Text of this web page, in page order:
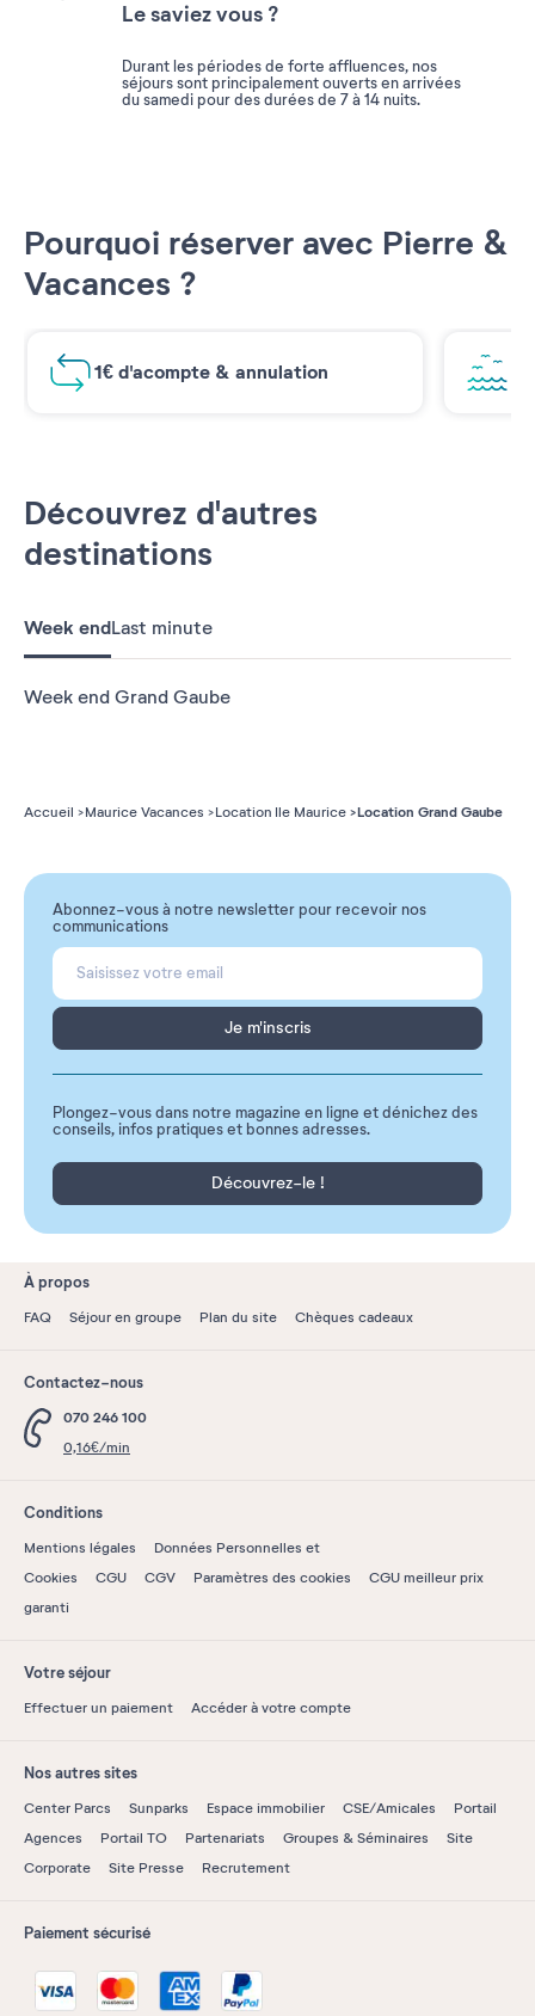
Le saviez vous ?
Durant les périodes de forte affluences, nos
séjours sont principalement ouverts en arrivées
du samedi pour des durées de 7 à 14 nuits.
Pourquoi réserver avec Pierre &
Vacances ?
1€ d'acompte & annulation
Découvrez d'autres
destinations
Week endLast minute
Week end Grand Gaube
Accueil Maurice Vacances Location Ile Maurice Location Grand Gaube
Abonnez-vous à notre newsletter pour recevoir nos
communications
Je m'inscris
Plongez-vous dans notre magazine en ligne et dénichez des
conseils, infos pratiques et bonnes adresses.
Découvrez-le !
À propos
FAQ Séjour en groupe Plan du site Chèques cadeaux
Contactez-nous
070 246 100
0,16€/min
Conditions
Mentions légales
Données Personnelles et
Cookies
CGU CGV Paramètres des cookies
CGU meilleur prix
garanti
Votre séjour
Effectuer un paiement Accéder à votre compte
Nos autres sites
Center Parcs Sunparks Espace immobilier CSE/Amicales
Portail
Agences
Portail TO Partenariats Groupes & Séminaires
Site
Corporate
Site Presse Recrutement
Paiement sécurisé